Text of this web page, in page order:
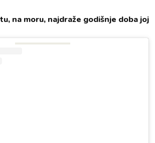
na moru, najdraže godišnje doba joj